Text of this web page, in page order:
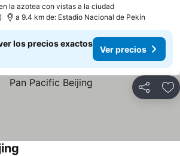
la azotea con vistas a la ciudad
a 9.4 km de: Estadio Nacional de Pekín
los precios exactos
Ver precios
Compartir